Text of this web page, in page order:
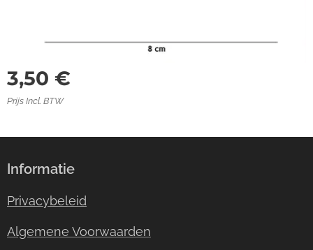
3,50 €
Prijs Incl. BTW
Informatie
Privacybeleid
Algemene Voorwaarden